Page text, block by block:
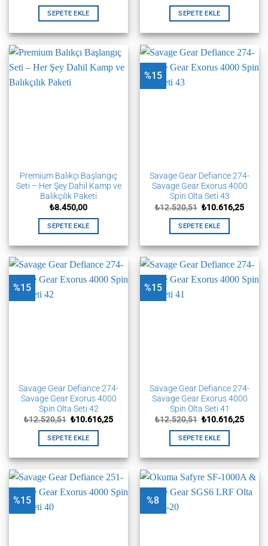
₺6.712,52.
SEPETE EKLE
₺8.331,14.
SEPETE EKLE
Premium Balıkçı Başlangıç
Seti – Her Şey Dahil Kamp ve
Balıkçılık Paketi
₺8.450,00
SEPETE EKLE
%15
Savage Gear Defiance 274-
Savage Gear Exorus 4000
Spin Olta Seti 43
₺12.520,51 Orijinal
₺12.520,51.
₺10.616,25Şu
SEPETE EKLE
%15
Savage Gear Defiance 274-
Savage Gear Exorus 4000
Spin Olta Seti 42
₺12.520,51 Orijinal
₺12.520,51.
₺10.616,25Şu
SEPETE EKLE
%15
Savage Gear Defiance 274-
Savage Gear Exorus 4000
Spin Olta Seti 41
₺12.520,51 Orijinal
₺12.520,51.
₺10.616,25Şu
SEPETE EKLE
%15 %8